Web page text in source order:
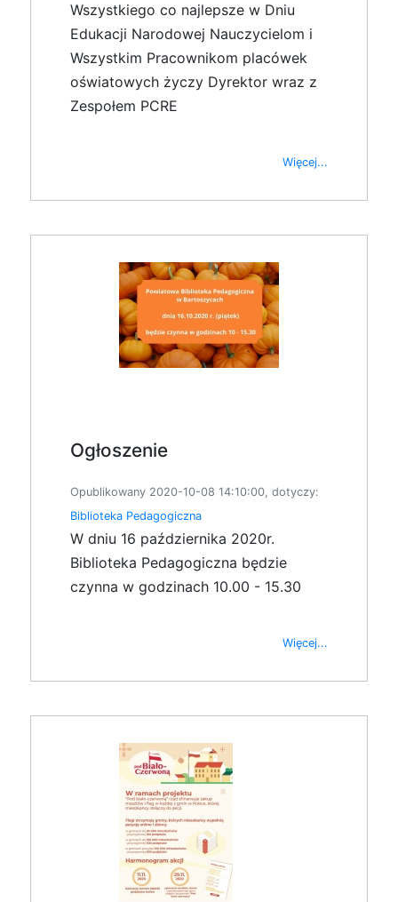
Wszystkiego co najlepsze w Dniu
Edukacji Narodowej Nauczycielom i
Wszystkim Pracownikom placówek
oświatowych życzy Dyrektor wraz z
Zespołem PCRE
Więcej...
Ogłoszenie
Opublikowany 2020-10-08 14:10:00, dotyczy:
Biblioteka Pedagogiczna
W dniu 16 października 2020r.
Biblioteka Pedagogiczna będzie
czynna w godzinach 10.00 - 15.30
Więcej...